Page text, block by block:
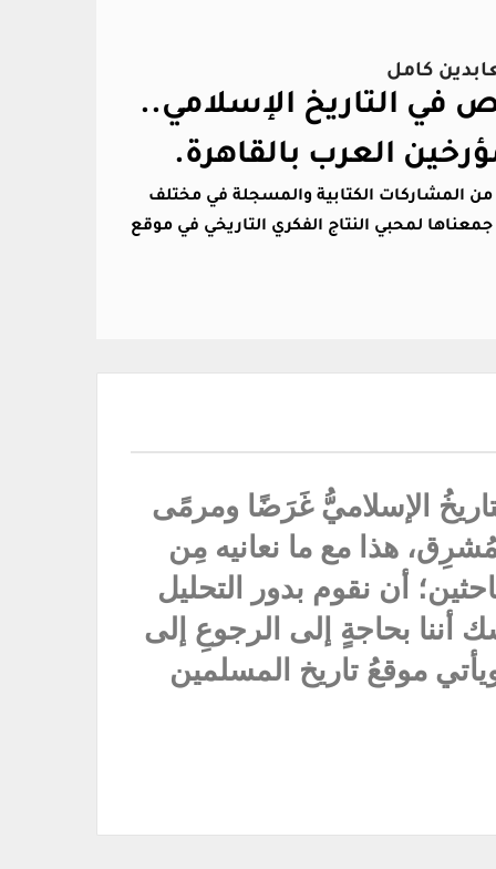
كامل
في التاريخ الإسلامي..
العرب بالقاهرة.
من المشاركات الكتابية والمسجلة في مختلف
جمعناها لمحبي النتاج الفكري التاريخي في موقع
الإسلاميُّ غَرَضًا ومرمًى
هذا مع ما نعانيه مِن
أن نقوم بدور التحليل
أننا بحاجةٍ إلى الرجوعِ إلى
موقعُ تاريخ المسلمين